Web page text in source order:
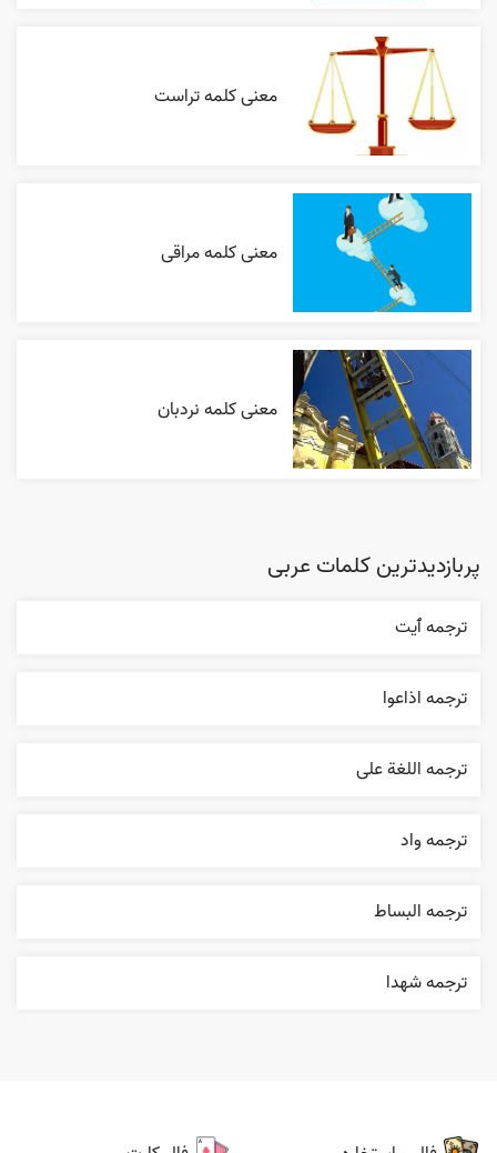
معنی کلمه تراست
معنی کلمه مراقی
معنی کلمه نردبان
پربازدیدترین کلمات عربی
ترجمه ٱیت
ترجمه اذاعوا
ترجمه اللغة علی
ترجمه واد
ترجمه البساط
ترجمه شهدا